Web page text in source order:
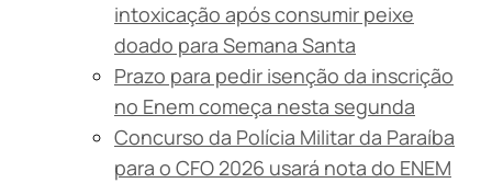
intoxicação após consumir peixe
doado para Semana Santa
Prazo para pedir isenção da inscrição
no Enem começa nesta segunda
Concurso da Polícia Militar da Paraíba
para o CFO 2026 usará nota do ENEM